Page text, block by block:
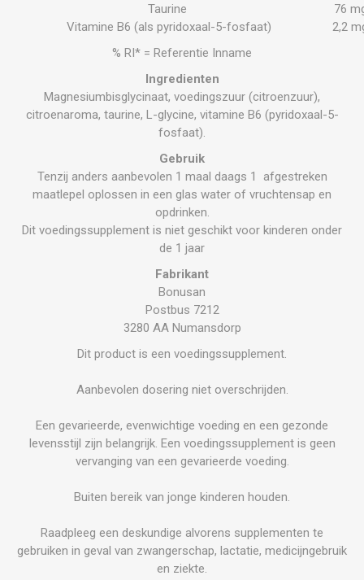
Taurine
76
Vitamine B6 (als pyridoxaal-5-fosfaat)
2,2
% RI* = Referentie Inname
Ingredienten
Magnesiumbisglycinaat, voedingszuur (citroenzuur),
citroenaroma, taurine, L-glycine, vitamine B6 (pyridoxaal-5-
fosfaat).
Gebruik
Tenzij anders aanbevolen 1 maal daags 1 afgestreken
maatlepel oplossen in een glas water of vruchtensap en
opdrinken.
Dit voedingssupplement is niet geschikt voor kinderen onder
de 1 jaar
Fabrikant
Bonusan
Postbus 7212
3280 AA Numansdorp
Dit product is een voedingssupplement.
Aanbevolen dosering niet overschrijden.
Een gevarieerde, evenwichtige voeding en een gezonde
levensstijl zijn belangrijk. Een voedingssupplement is geen
vervanging van een gevarieerde voeding.
Buiten bereik van jonge kinderen houden.
Raadpleeg een deskundige alvorens supplementen te
gebruiken in geval van zwangerschap, lactatie, medicijngebruik
en ziekte.